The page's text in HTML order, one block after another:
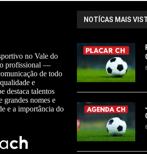
no Vale do
profissional —
de todo
e
destaca talentos
grandes nomes e
e a importância do
NOTÍCAS MAIS